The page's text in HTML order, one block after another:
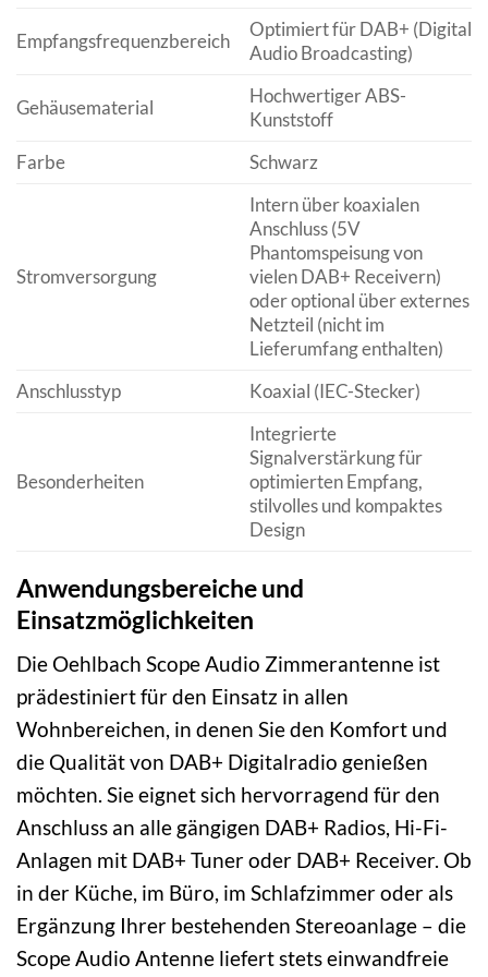
Empfangsfrequenzbereich
Optimiert für DAB+ (Digital
Audio Broadcasting)
Gehäusematerial
Hochwertiger ABS-
Kunststoff
Farbe
Schwarz
Stromversorgung
Intern über koaxialen
Anschluss (5V
Phantomspeisung von
vielen DAB+ Receivern)
oder optional über externes
Netzteil (nicht im
Lieferumfang enthalten)
Anschlusstyp
Koaxial (IEC-Stecker)
Besonderheiten
Integrierte
Signalverstärkung für
optimierten Empfang,
stilvolles und kompaktes
Design
Anwendungsbereiche und
Einsatzmöglichkeiten
Die Oehlbach Scope Audio Zimmerantenne ist
prädestiniert für den Einsatz in allen
Wohnbereichen, in denen Sie den Komfort und
die Qualität von DAB+ Digitalradio genießen
möchten. Sie eignet sich hervorragend für den
Anschluss an alle gängigen DAB+ Radios, Hi-Fi-
Anlagen mit DAB+ Tuner oder DAB+ Receiver. Ob
in der Küche, im Büro, im Schlafzimmer oder als
Ergänzung Ihrer bestehenden Stereoanlage – die
Scope Audio Antenne liefert stets einwandfreie